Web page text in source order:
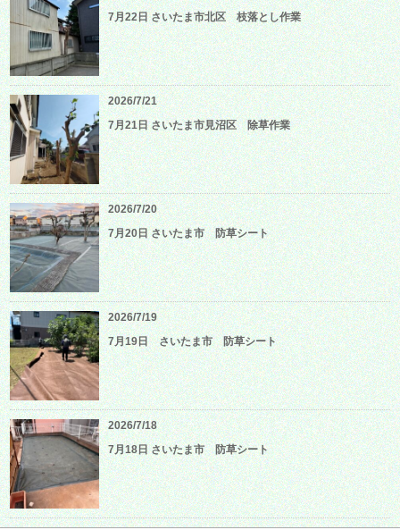
7月22日 さいたま市北区 枝落とし作業
2026/7/21
7月21日 さいたま市見沼区 除草作業
2026/7/20
7月20日 さいたま市 防草シート
2026/7/19
7月19日 さいたま市 防草シート
2026/7/18
7月18日 さいたま市 防草シート